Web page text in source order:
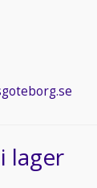
lager